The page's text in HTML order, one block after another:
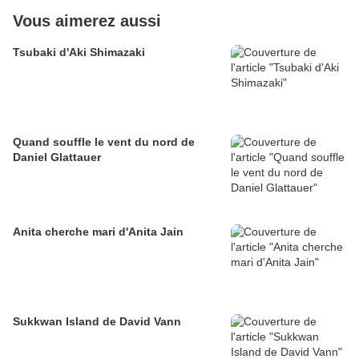
Vous aimerez aussi
Tsubaki d'Aki Shimazaki
Quand souffle le vent du nord de
Daniel Glattauer
Anita cherche mari d'Anita Jain
Sukkwan Island de David Vann